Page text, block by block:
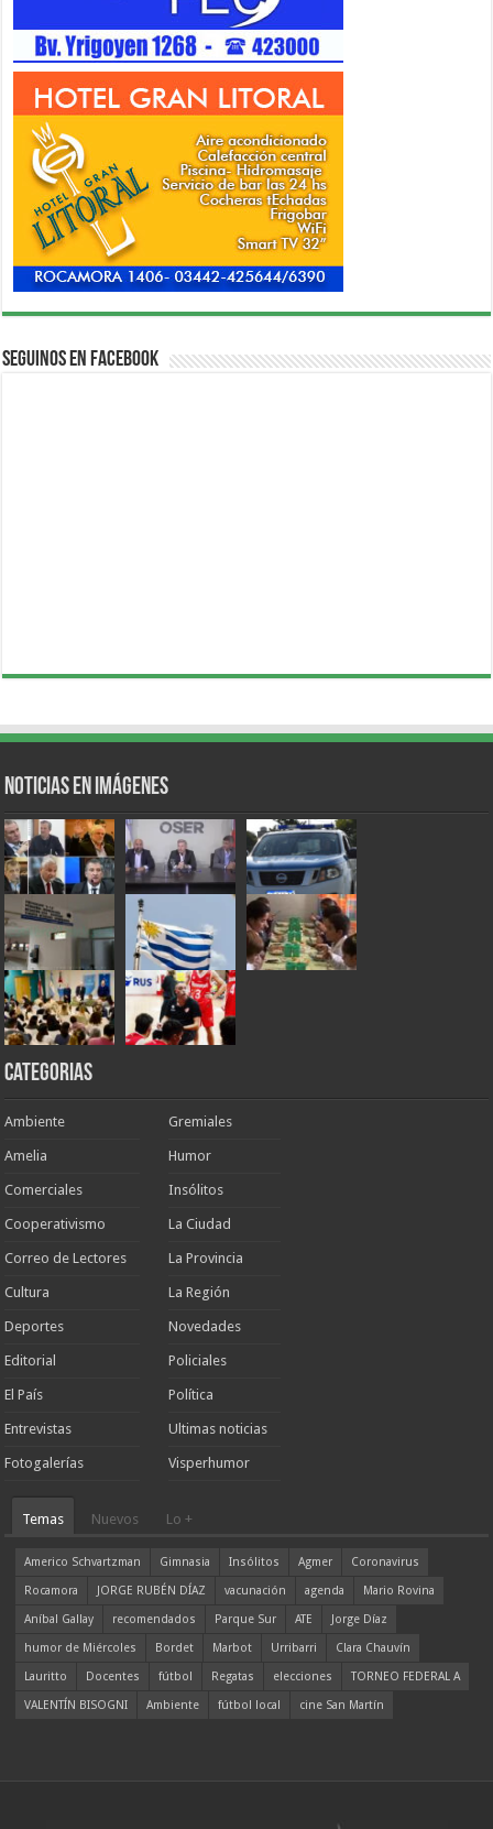
Seguinos en Facebook
Noticias en Imágenes
Categorias
Ambiente
Amelia
Comerciales
Cooperativismo
Correo de Lectores
Cultura
Deportes
Editorial
El País
Entrevistas
Fotogalerías
Gremiales
Humor
Insólitos
La Ciudad
La Provincia
La Región
Novedades
Policiales
Política
Ultimas noticias
Visperhumor
Temas Nuevos Lo +
Americo Schvartzman Gimnasia Insólitos Agmer
Coronavirus
Rocamora
JORGE RUBÉN DÍAZ vacunación agenda
Mario Rovina
Aníbal Gallay
recomendados Parque Sur ATE
Jorge Díaz
humor de Miércoles
Bordet Marbot Urribarri
Clara Chauvín
Lauritto
Docentes fútbol Regatas elecciones
TORNEO FEDERAL A
VALENTÍN BISOGNI
Ambiente fútbol local cine San Martín